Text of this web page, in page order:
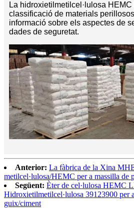
La hidroxietilmetilcel·lulosa
classificació de materials
informació sobre els aspectes de
dades de seguretat.
Anterior: La fàbrica de la Xina
metilcel·lulosa/HEMC per a massilla de
Següent: Èter de cel·lulosa HEMC
Hidroxietilmetilcel·lulosa 39123900 per
guix/ciment